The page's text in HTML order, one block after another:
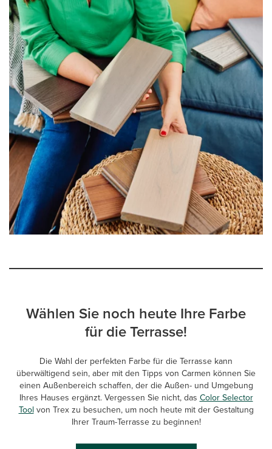
Wählen Sie noch heute Ihre Farbe
für die Terrasse!
Die Wahl der perfekten Farbe für die Terrasse kann
überwältigend sein, aber mit den Tipps von Carmen können Sie
einen Außenbereich schaffen, der die Außen- und Umgebung
Ihres Hauses ergänzt. Vergessen Sie nicht, dasColor Selector
Toolvon Trex zu besuchen, um noch heute mit der Gestaltung
Ihrer Traum-Terrasse zu beginnen!